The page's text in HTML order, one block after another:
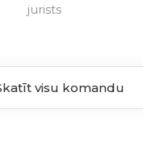
jurists
visu komandu